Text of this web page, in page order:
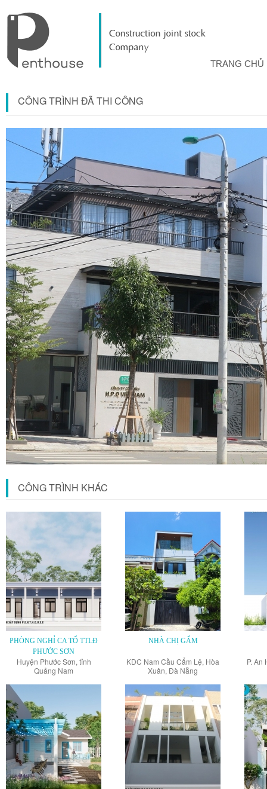
TRANG CHỦ
CÔNG TRÌNH ĐÃ THI CÔNG
CÔNG TRÌNH KHÁC
PHÒNG NGHỈ CA TỔ TTLĐ
PHƯỚC SƠN
Huyện Phước Sơn, tỉnh
Quảng Nam
NHÀ CHỊ GẤM
KDC Nam Cầu Cẩm Lệ, Hòa
Xuân, Đà Nẵng
P. An